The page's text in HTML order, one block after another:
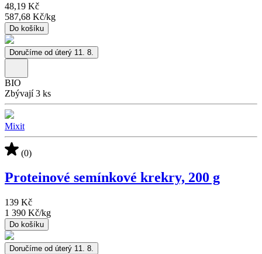
48,19 Kč
587,68 Kč/kg
Do košíku
Doručíme od úterý 11. 8.
BIO
Zbývají 3 ks
Mixit
(0)
Proteinové semínkové krekry, 200 g
139 Kč
1 390 Kč/kg
Do košíku
Doručíme od úterý 11. 8.